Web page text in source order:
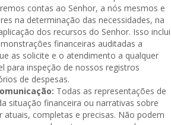
contas ao Senhor, a nós mesmos e
na determinação das necessidades, na
dos recursos do Senhor. Isso inclui
financeiras auditadas a
as solicite e o atendimento a qualquer
para inspeção de nossos registros
de despesas.
Todas as representações de
situação financeira ou narrativas sobre
atuais, completas e precisas. Não podem